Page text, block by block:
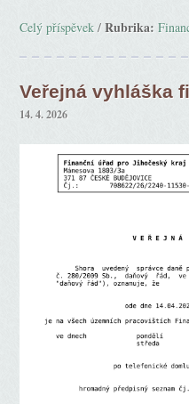
Celý příspěvek /Rubrika:
Veřejná vyhláška
14. 4. 2026